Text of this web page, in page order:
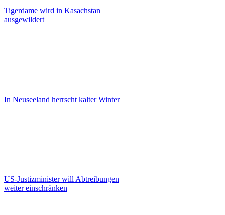
Tigerdame wird in Kasachstan
ausgewildert
In Neuseeland herrscht kalter Winter
US-Justizminister will Abtreibungen
weiter einschränken